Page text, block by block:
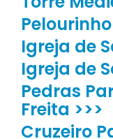
Igreja de
Igreja de
Pedras
Freita >>>
Cruzeiro